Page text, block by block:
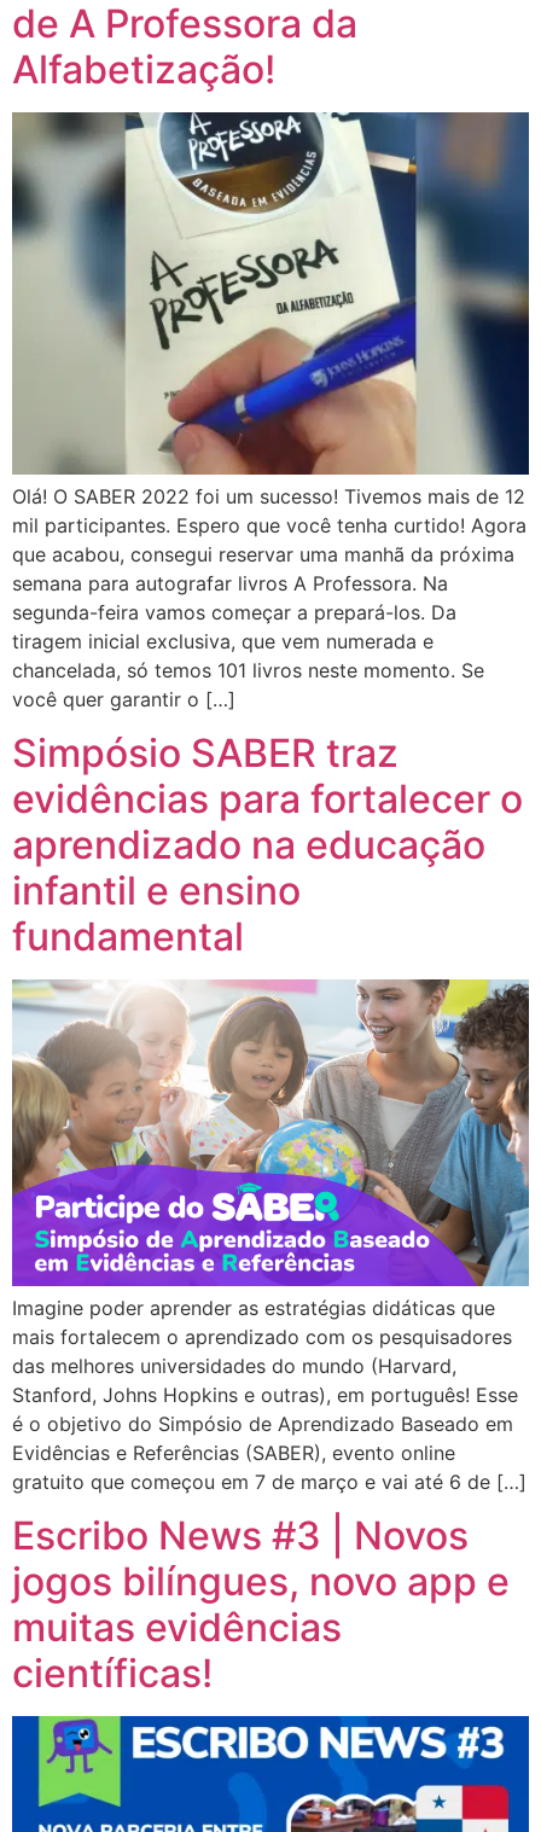
de A Professora da
Alfabetização!
Olá! O SABER 2022 foi um sucesso! Tivemos mais de 12
mil participantes. Espero que você tenha curtido! Agora
que acabou, consegui reservar uma manhã da próxima
semana para autografar livros A Professora. Na
segunda-feira vamos começar a prepará-los. Da
tiragem inicial exclusiva, que vem numerada e
chancelada, só temos 101 livros neste momento. Se
você quer garantir o […]
Simpósio SABER traz
evidências para fortalecer o
aprendizado na educação
infantil e ensino
fundamental
Imagine poder aprender as estratégias didáticas que
mais fortalecem o aprendizado com os pesquisadores
das melhores universidades do mundo (Harvard,
Stanford, Johns Hopkins e outras), em português! Esse
é o objetivo do Simpósio de Aprendizado Baseado em
Evidências e Referências (SABER), evento online
gratuito que começou em 7 de março e vai até 6 de […]
Escribo News #3 | Novos
jogos bilíngues, novo app e
muitas evidências
científicas!